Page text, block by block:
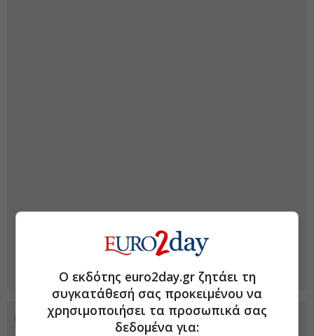
Προσθέστε το euro2day.gr στο Discover
Ο εκδότης euro2day.gr ζητάει τη
συγκατάθεσή σας προκειμένου να
χρησιμοποιήσει τα προσωπικά σας
δεδομένα για: